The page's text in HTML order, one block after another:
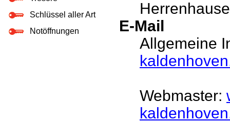
Schlüssel aller Art
Notöffnungen
E-Mail
Allgemeine
Webmaster: